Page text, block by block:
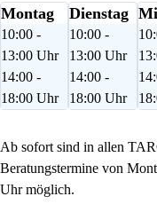
Montag
10:00 -
13:00 Uhr
14:00 -
18:00 Uhr
Dienstag
10:00 -
13:00 Uhr
14:00 -
18:00 Uhr
Ab sofort sind in allen
Beratungstermine von
Uhr möglich.